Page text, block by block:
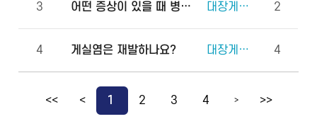
3 어떤 증상이 있을 때 병원에 바로 가야 하나요? 대장게실증 2
4 게실염은 재발하나요? 대장게실증 4
<< < 1 2 3 4 > >>